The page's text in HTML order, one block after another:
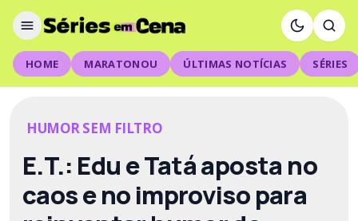
HOME MARATONOU ÚLTIMAS NOTÍCIAS SÉRIES
HUMOR SEM FILTRO
E.T.: Edu e Tatá aposta no
caos e no improviso para